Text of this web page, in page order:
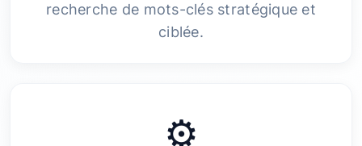
recherche de mots-clés stratégique et
ciblée.
⚙️